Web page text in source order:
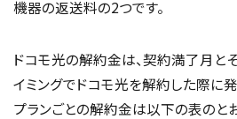
機器の返送料の2つです。
ドコモ光の解約金は、契約満了月と
イミングでドコモ光を解約した際に発
プランごとの解約金は以下の表のとお